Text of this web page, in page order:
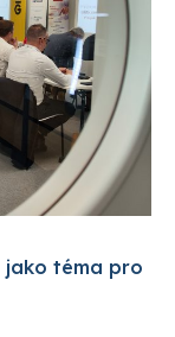
jako téma pro